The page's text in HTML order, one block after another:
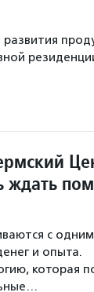
ждать
с
и опыта.
которая